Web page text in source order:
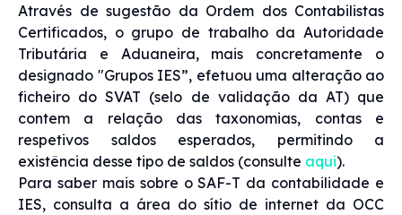
Através de sugestão da Ordem dos Contabilistas
Certificados, o grupo de trabalho da Autoridade
Tributária e Aduaneira, mais concretamente o
designado "Grupos IES”, efetuou uma alteração ao
ficheiro do SVAT (selo de validação da AT) que
contem a relação das taxonomias, contas e
respetivos saldos esperados, permitindo a
existência desse tipo de saldos (consulte aqui).
Para saber mais sobre o SAF-T da contabilidade e
IES, consulta a área do sítio de internet da OCC